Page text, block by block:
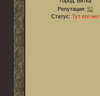
Репутация: 52
Статус: Тут его нет